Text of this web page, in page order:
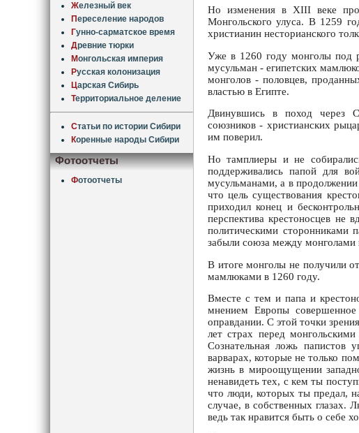
Железный век
Переселение народов
Гунно-сарматское время
Древние тюрки
Монгольская империя
Русская колонизация
Царская Сибирь
Территориальное деление
Статьи по истории Сибири
Коренные народы Сибири
Фотоотчеты
Фотоотчеты
Но изменения в XIII веке
Монгольского улуса. В 1259
христианин несторианского
Уже в 1260 году монголы под
мусульман - египетских
монголов - половцев,
властью в Египте.
Двинувшись в поход через
союзников - христианских
им поверил.
Но тамплиеры и не
поддерживались папой для
мусульманами, а в
что цель существования
приходил конец и
перспектива крестоносцев не
политическими сторонниками
забыли союза между
В итоге монголы не получили
мамлюками в 1260 году.
Вместе с тем и папа и
мнением Европы совершенное
оправдании. С этой точки
лет страх перед
Сознательная ложь папистов
варварах, которые не только
жизнь в мироощущении
ненавидеть тех, с кем ты
что люди, которых ты предал,
случае, в собственных глазах.
ведь так нравится быть о себе